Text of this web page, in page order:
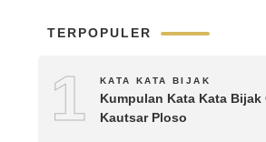
TERPOPULER
1 KATA KATA BIJAK
Kumpulan Kata Kata Bijak
Kautsar Ploso